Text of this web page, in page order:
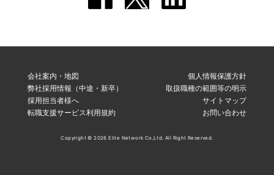
会社案内・地図
弊社採用情報（中途・新卒）
採用担当者様へ
転職支援サービス利用規約
個人情報保護方針
取扱職種の範囲等の明示
サイトマップ
お問い合わせ
Copyright © 2026 Elite Network Co,Ltd. All Right Reserved.